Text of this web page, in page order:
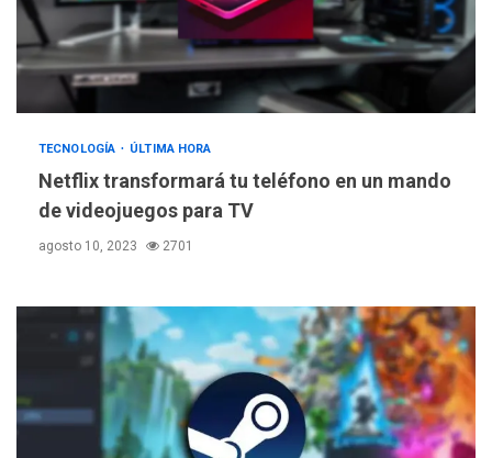
TECNOLOGÍA ÚLTIMA HORA
Netflix transformará tu teléfono en un mando
de videojuegos para TV
agosto 10, 2023 2701